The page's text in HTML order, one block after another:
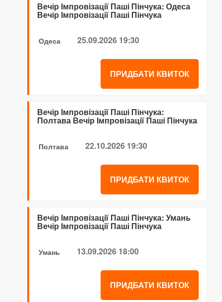
Вечір Імпровізації Паші Пінчука: Одеса
Вечір Імпровізації Паші Пінчука
Одеса 25.09.2026 19:30
ПРИДБАТИ КВИТОК
Вечір Імпровізації Паші Пінчука:
Полтава Вечір Імпровізації Паші Пінчука
Полтава 22.10.2026 19:30
ПРИДБАТИ КВИТОК
Вечір Імпровізації Паші Пінчука: Умань
Вечір Імпровізації Паші Пінчука
Умань 13.09.2026 18:00
ПРИДБАТИ КВИТОК